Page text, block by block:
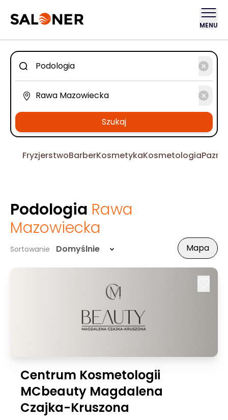
MENU
Szukaj
FryzjerstwoBarberKosmetykaKosmetologia
Podologia Rawa
Mazowiecka
Sortowanie Domyślnie Mapa
Centrum Kosmetologii
MCbeauty Magdalena
Czajka-Kruszona